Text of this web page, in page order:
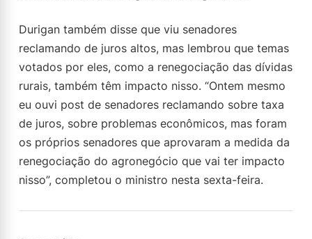
Durigan também disse que viu senadores
reclamando de juros altos, mas lembrou que temas
votados por eles, como a renegociação das dívidas
rurais, também têm impacto nisso. “Ontem mesmo
eu ouvi post de senadores reclamando sobre taxa
de juros, sobre problemas econômicos, mas foram
os próprios senadores que aprovaram a medida da
renegociação do agronegócio que vai ter impacto
nisso”, completou o ministro nesta sexta-feira.